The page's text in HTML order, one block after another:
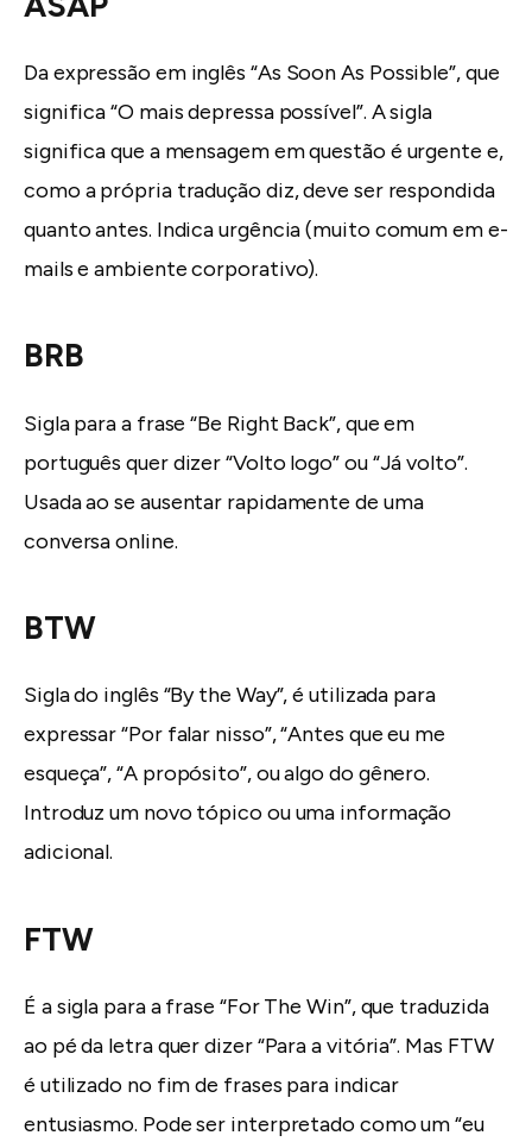
Da expressão em inglês “As Soon As Possible”, que
significa “O mais depressa possível”. A sigla
significa que a mensagem em questão é urgente e,
como a própria tradução diz, deve ser respondida
quanto antes. Indica urgência (muito comum em e-
mails e ambiente corporativo).
BRB
Sigla para a frase “Be Right Back”, que em
português quer dizer “Volto logo” ou “Já volto”.
Usada ao se ausentar rapidamente de uma
conversa online.
BTW
Sigla do inglês “By the Way”, é utilizada para
expressar “Por falar nisso”, “Antes que eu me
esqueça”, “A propósito”, ou algo do gênero.
Introduz um novo tópico ou uma informação
adicional.
FTW
É a sigla para a frase “For The Win”, que traduzida
ao pé da letra quer dizer “Para a vitória”. Mas FTW
é utilizado no fim de frases para indicar
entusiasmo. Pode ser interpretado como um “eu